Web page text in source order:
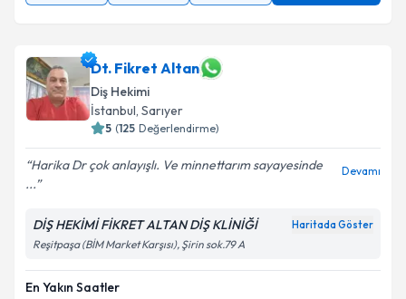
Dt. Fikret Altan
Diş Hekimi
İstanbul, Sarıyer
5 (125 Değerlendirme)
Harika Dr çok anlayışlı. Ve minnettarım sayayesinde
...
Devamı
DİŞ HEKİMİ FİKRET ALTAN DİŞ KLİNİĞİ Haritada Göster
Reşitpaşa (BİM Market Karşısı), Şirin sok.79 A
En Yakın Saatler